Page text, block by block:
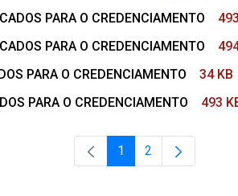
PARA O CREDENCIAMENTO
PARA O CREDENCIAMENTO
PARA O CREDENCIAMENTO
34 KB
PARA O CREDENCIAMENTO
493
Página
1 Página
2